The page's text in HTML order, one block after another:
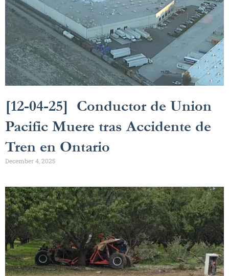
[12-04-25] Conductor de Union
Pacific Muere tras Accidente de
Tren en Ontario
December 4, 2025